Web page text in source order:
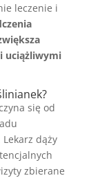
leczenie i
uciążliwymi
się od
dąży
zbierane